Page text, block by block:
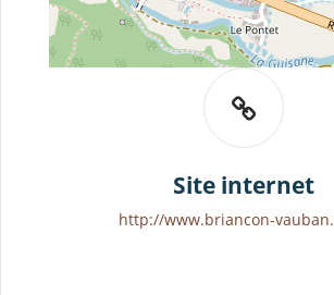
Site internet
http://www.briancon-